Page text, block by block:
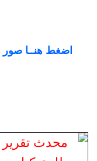
اضغط هنــا صور